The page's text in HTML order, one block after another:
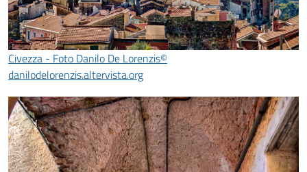
Civezza - Foto Danilo De Lorenzis©
danilodelorenzis.altervista.org